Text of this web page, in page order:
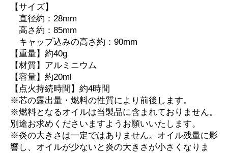
【サイズ】
直径約：28mm
高さ約：85mm
キャップ込みの高さ約：90mm
【重量】約40g
【材質】アルミニウム
【容量】約20ml
【点火持続時間】約4時間
※芯の露出量・燃料の性質により前後します。
※燃料となるオイルは当製品に含まれておりません。
別途お求めくださいますようお願いいたします。
※炎の大きさは一定ではありません。オイル残量に影
響し、オイルが少ないと炎の大きさが小さくなりま